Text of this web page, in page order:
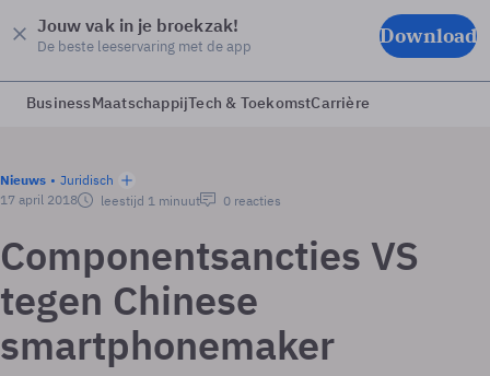
Jouw vak in je broekzak!
De beste leeservaring met de app Download
BusinessMaatschappijTech & ToekomstCarrière
Nieuws
Juridisch
17 april 2018
leestijd 1 minuut 0 reacties
Componentsancties VS
tegen Chinese
smartphonemaker